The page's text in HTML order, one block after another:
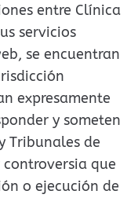
entre Clínica
servicios
se encuentran
expresamente
y someten
Tribunales de
que
o ejecución de